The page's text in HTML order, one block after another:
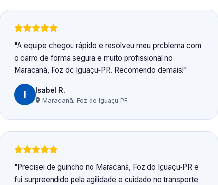
A equipe chegou rápido e resolveu meu problema com
o carro de forma segura e muito profissional no
Maracanã, Foz do Iguaçu‑PR. Recomendo demais!
I Isabel R.
Maracanã, Foz do Iguaçu‑PR
Precisei de guincho no Maracanã, Foz do Iguaçu‑PR e
fui surpreendido pela agilidade e cuidado no transporte